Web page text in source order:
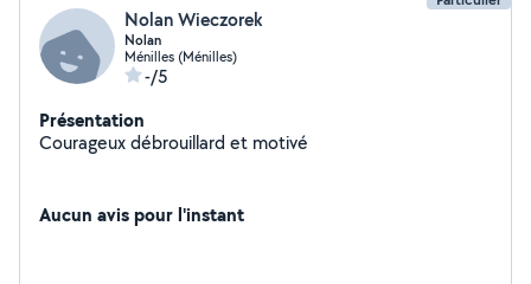
Nolan Wieczorek
Nolan
Ménilles (Ménilles)
-/5
Présentation
Courageux débrouillard et motivé
Aucun avis pour l'instant